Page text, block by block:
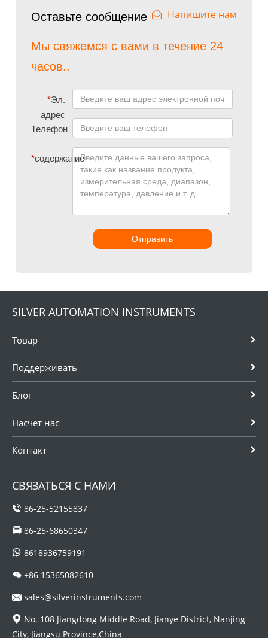
Оставьте сообщение Напишите нам
Мы свяжемся с вами в течение 24
часов..
*Эл.
адрес
Телефон
*содержание
Отправить
SILVER AUTOMATION INSTRUMENTS
Товар
Поддерживать
Блог
Насчет нас
Контакт
СВЯЗАТЬСЯ С НАМИ
86-25-52155837
86-25-68650347
8618936759191
+86 15365082610
sales@silverinstruments.com
No. 108 Jiangdong Middle Road, Jianye District, Nanjing
City, Jiangsu Province,China